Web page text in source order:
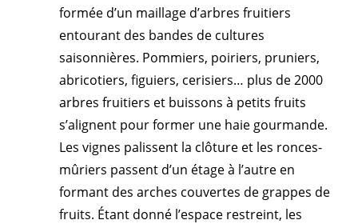
formée d’un maillage d’arbres fruitiers
entourant des bandes de cultures
saisonnières. Pommiers, poiriers, pruniers,
abricotiers, figuiers, cerisiers… plus de 2000
arbres fruitiers et buissons à petits fruits
s’alignent pour former une haie gourmande.
Les vignes palissent la clôture et les ronces-
mûriers passent d’un étage à l’autre en
formant des arches couvertes de grappes de
fruits. Étant donné l’espace restreint, les